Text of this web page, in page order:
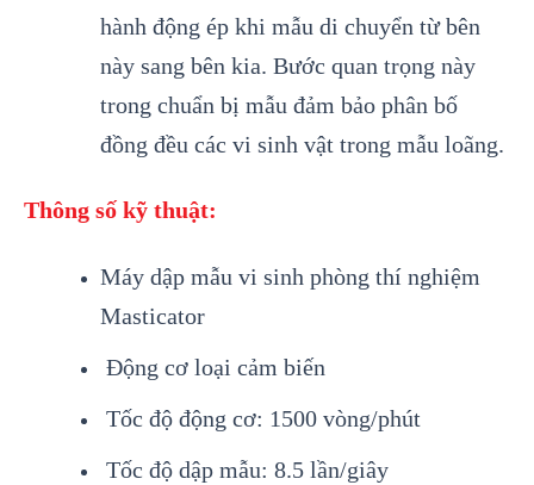
hành động ép khi mẫu di chuyển từ bên
này sang bên kia. Bước quan trọng này
trong chuẩn bị mẫu đảm bảo phân bố
đồng đều các vi sinh vật trong mẫu loãng.
Thông số kỹ thuật:
Máy dập mẫu vi sinh phòng thí nghiệm
Masticator
Động cơ loại cảm biến
Tốc độ động cơ: 1500 vòng/phút
Tốc độ dập mẫu: 8.5 lần/giây